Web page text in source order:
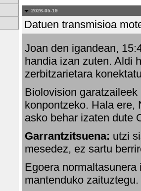
2026-05-19
Datuen transmisioa
Joan den igandean,
handia izan zuten. Aldi
zerbitzarietara
Biolovision
konpontzeko. Hala ere,
asko behar izaten dute
Garrantzitsuena: utzi
mesedez, ez sartu
Egoera
mantenduko